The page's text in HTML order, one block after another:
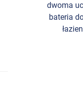
dwoma
bateria